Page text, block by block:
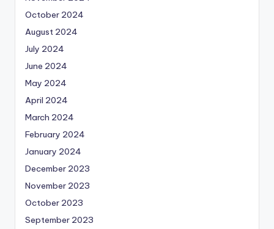
October 2024
August 2024
July 2024
June 2024
May 2024
April 2024
March 2024
February 2024
January 2024
December 2023
November 2023
October 2023
September 2023